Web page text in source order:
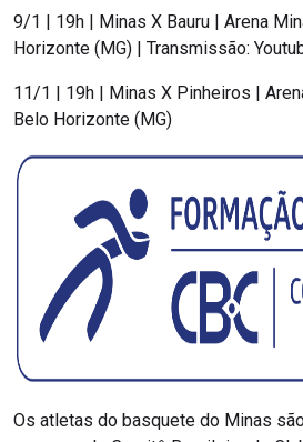
9/1 | 19h | Minas X Bauru | Arena
Horizonte (MG) | Transmissão:
11/1 | 19h | Minas X Pinheiros |
Belo Horizonte (MG)
Os atletas do basquete do Minas